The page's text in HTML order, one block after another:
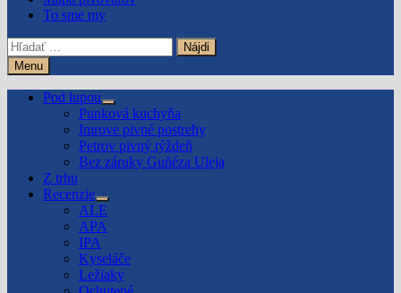
To sme my
Hľadať:
Menu
Pod lupou
Show
sub
menu
Punková kuchyňa
Imrove pivné postrehy
Petrov pivný týždeň
Bez záruky Guñéza Uleja
Z trhu
Recenzie
Show
sub
menu
ALE
APA
IPA
Kyseláče
Ležiaky